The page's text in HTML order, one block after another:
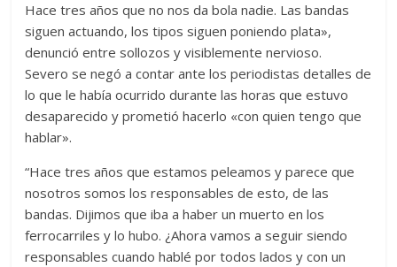
Hace tres años que no nos da bola nadie. Las bandas
siguen actuando, los tipos siguen poniendo plata»,
denunció entre sollozos y visiblemente nervioso.
Severo se negó a contar ante los periodistas detalles de
lo que le había ocurrido durante las horas que estuvo
desaparecido y prometió hacerlo «con quien tengo que
hablar».
“Hace tres años que estamos peleamos y parece que
nosotros somos los responsables de esto, de las
bandas. Dijimos que iba a haber un muerto en los
ferrocarriles y lo hubo. ¿Ahora vamos a seguir siendo
responsables cuando hablé por todos lados y con un